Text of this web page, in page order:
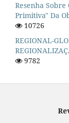
Resenha
Primitiva" Da
10726
REGIONAL-
9782